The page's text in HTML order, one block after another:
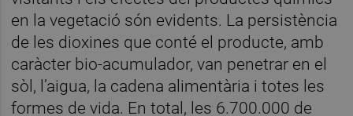
en la vegetació són evidents. La persistència
de les dioxines que conté el producte, amb
caràcter bio-acumulador, van penetrar en el
sòl, l’aigua, la cadena alimentària i totes les
formes de vida. En total, les 6.700.000 de